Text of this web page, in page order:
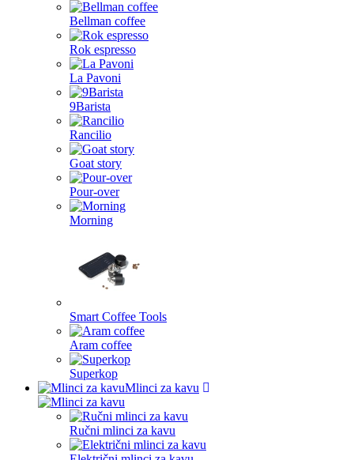
Bellman coffee
Rok espresso
La Pavoni
9Barista
Rancilio
Goat story
Pour-over
Morning
Smart Coffee Tools
Aram coffee
Superkop
Mlinci za kavu
Ručni mlinci za kavu